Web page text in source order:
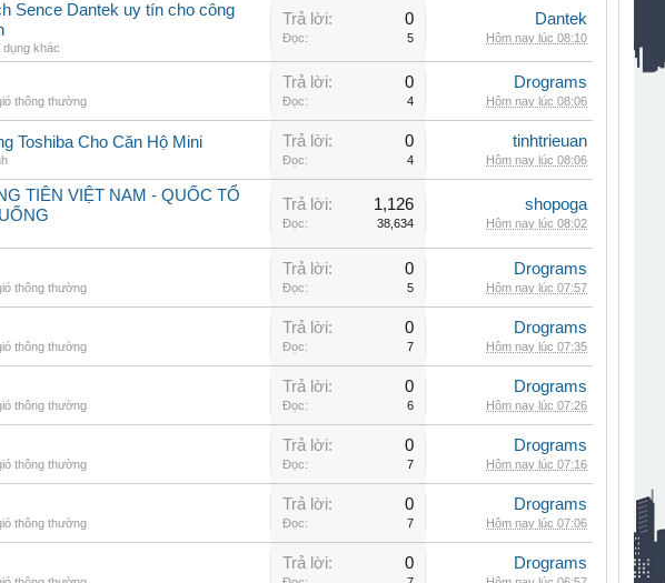
Sence Dantek uy tín cho công
dụng khác
Trả lời: 0
Đọc: 5
Dantek
Hôm nay lúc 08:10
thông thường
Trả lời: 0
Đọc: 4
Drograms
Hôm nay lúc 08:06
Toshiba Cho Căn Hộ Mini Trả lời: 0
Đọc: 4
tinhtrieuan
Hôm nay lúc 08:06
TIÊN VIỆT NAM - QUỐC TỔ
Trả lời: 1,126
Đọc: 38,634
shopoga
Hôm nay lúc 08:02
thông thường
Trả lời: 0
Đọc: 5
Drograms
Hôm nay lúc 07:57
thông thường
Trả lời: 0
Đọc: 7
Drograms
Hôm nay lúc 07:35
thông thường
Trả lời: 0
Đọc: 6
Drograms
Hôm nay lúc 07:26
thông thường
Trả lời: 0
Đọc: 7
Drograms
Hôm nay lúc 07:16
thông thường
Trả lời: 0
Đọc: 7
Drograms
Hôm nay lúc 07:06
Trả lời: 0 Drograms